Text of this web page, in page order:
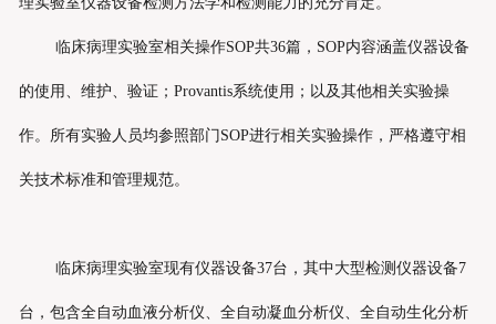
临床病理实验室相关操作SOP共36篇，SOP内容涵盖仪器设备
的使用、维护、验证；Provantis系统使用；以及其他相关实验操
作。所有实验人员均参照部门SOP进行相关实验操作，严格遵守相
关技术标准和管理规范。
临床病理实验室现有仪器设备37台，其中大型检测仪器设备7
台，包含全自动血液分析仪、全自动凝血分析仪、全自动生化分析